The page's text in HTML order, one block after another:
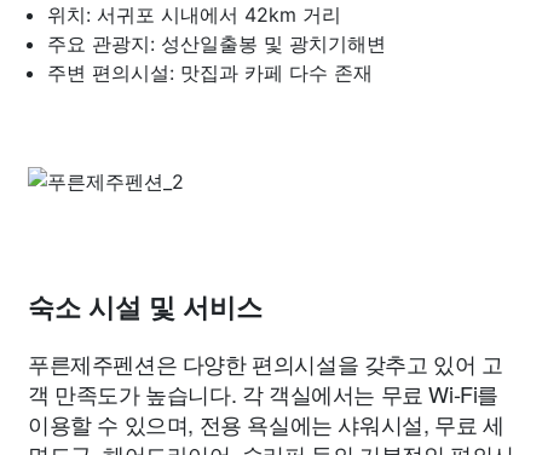
위치: 서귀포 시내에서 42km 거리
주요 관광지: 성산일출봉 및 광치기해변
주변 편의시설: 맛집과 카페 다수 존재
숙소 시설 및 서비스
푸른제주펜션은 다양한 편의시설을 갖추고 있어 고
객 만족도가 높습니다. 각 객실에서는 무료 Wi-Fi를
이용할 수 있으며, 전용 욕실에는 샤워시설, 무료 세